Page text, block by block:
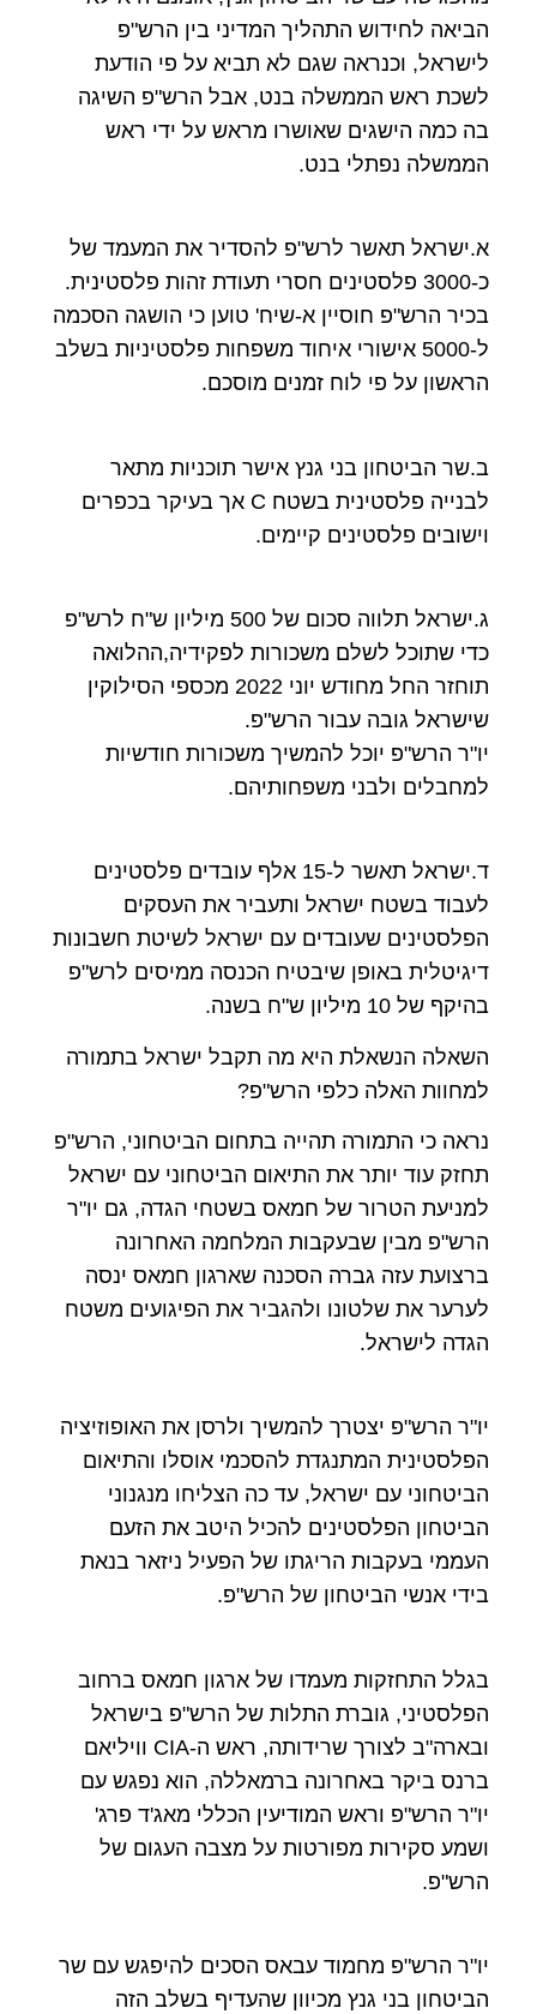
הביאה לחידוש התהליך המדיני בין הרש"פ
לישראל, וכנראה שגם לא תביא על פי הודעת
לשכת ראש הממשלה בנט, אבל הרש"פ השיגה
בה כמה הישגים שאושרו מראש על ידי ראש
הממשלה נפתלי בנט.
א.ישראל תאשר לרש"פ להסדיר את המעמד של
כ-3000 פלסטינים חסרי תעודת זהות פלסטינית.
בכיר הרש"פ חוסיין א-שיח' טוען כי הושגה הסכמה
ל-5000 אישורי איחוד משפחות פלסטיניות בשלב
הראשון על פי לוח זמנים מוסכם.
ב.שר הביטחון בני גנץ אישר תוכניות מתאר
לבנייה פלסטינית בשטח C אך בעיקר בכפרים
וישובים פלסטינים קיימים.
ג.ישראל תלווה סכום של 500 מיליון ש"ח לרש"פ
כדי שתוכל לשלם משכורות לפקידיה,ההלואה
תוחזר החל מחודש יוני 2022 מכספי הסילוקין
שישראל גובה עבור הרש"פ.
יו"ר הרש"פ יוכל להמשיך משכורות חודשיות
למחבלים ולבני משפחותיהם.
ד.ישראל תאשר ל-15 אלף עובדים פלסטינים
לעבוד בשטח ישראל ותעביר את העסקים
הפלסטינים שעובדים עם ישראל לשיטת חשבונות
דיגיטלית באופן שיבטיח הכנסה ממיסים לרש"פ
בהיקף של 10 מיליון ש"ח בשנה.
השאלה הנשאלת היא מה תקבל ישראל בתמורה
למחוות האלה כלפי הרש"פ?
נראה כי התמורה תהייה בתחום הביטחוני, הרש"פ
תחזק עוד יותר את התיאום הביטחוני עם ישראל
למניעת הטרור של חמאס בשטחי הגדה, גם יו"ר
הרש"פ מבין שבעקבות המלחמה האחרונה
ברצועת עזה גברה הסכנה שארגון חמאס ינסה
לערער את שלטונו ולהגביר את הפיגועים משטח
הגדה לישראל.
יו"ר הרש"פ יצטרך להמשיך ולרסן את האופוזיציה
הפלסטינית המתנגדת להסכמי אוסלו והתיאום
הביטחוני עם ישראל, עד כה הצליחו מנגנוני
הביטחון הפלסטינים להכיל היטב את הזעם
העממי בעקבות הריגתו של הפעיל ניזאר בנאת
בידי אנשי הביטחון של הרש"פ.
בגלל התחזקות מעמדו של ארגון חמאס ברחוב
הפלסטיני, גוברת התלות של הרש"פ בישראל
ובארה"ב לצורך שרידותה, ראש ה-CIA וויליאם
ברנס ביקר באחרונה ברמאללה, הוא נפגש עם
יו"ר הרש"פ וראש המודיעין הכללי מאג'ד פרג'
ושמע סקירות מפורטות על מצבה העגום של
הרש"פ.
יו"ר הרש"פ מחמוד עבאס הסכים להיפגש עם שר
הביטחון בני גנץ מכיוון שהעדיף בשלב הזה